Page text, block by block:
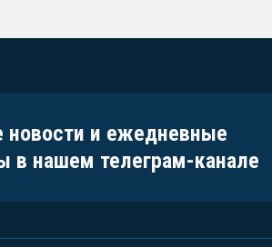
новости и ежедневные
в нашем телеграм-канале